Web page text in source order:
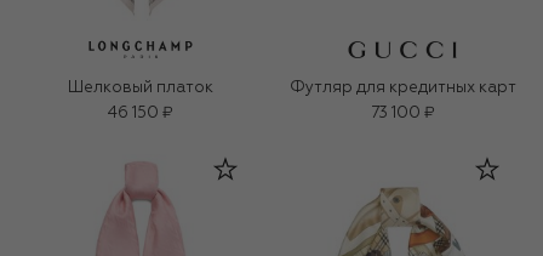
Шелковый платок
46 150 ₽
Футляр для кредитных карт
73 100 ₽